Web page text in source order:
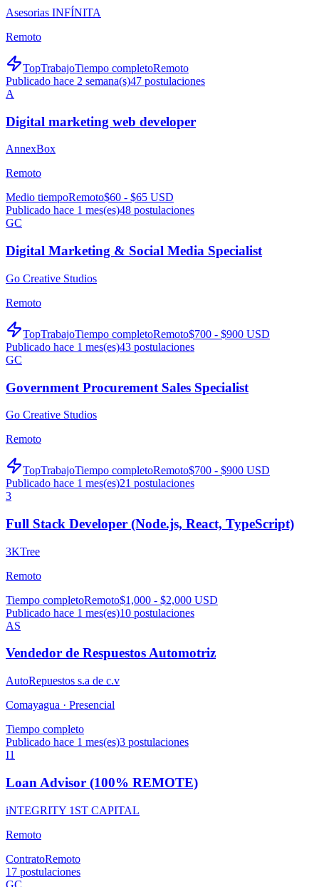
Asesorias INFÍNITA
Remoto
TopTrabajoTiempo completoRemoto
Publicado hace 2 semana(s)47 postulaciones
A
Digital marketing web developer
AnnexBox
Remoto
Medio tiempoRemoto$60 - $65 USD
Publicado hace 1 mes(es)48 postulaciones
GC
Digital Marketing & Social Media Specialist
Go Creative Studios
Remoto
TopTrabajoTiempo completoRemoto$700 - $900 USD
Publicado hace 1 mes(es)43 postulaciones
GC
Government Procurement Sales Specialist
Go Creative Studios
Remoto
TopTrabajoTiempo completoRemoto$700 - $900 USD
Publicado hace 1 mes(es)21 postulaciones
3
Full Stack Developer (Node.js, React, TypeScript)
3KTree
Remoto
Tiempo completoRemoto$1,000 - $2,000 USD
Publicado hace 1 mes(es)10 postulaciones
AS
Vendedor de Respuestos Automotriz
AutoRepuestos s.a de c.v
Comayagua · Presencial
Tiempo completo
Publicado hace 1 mes(es)3 postulaciones
I1
Loan Advisor (100% REMOTE)
iNTEGRITY 1ST CAPITAL
Remoto
ContratoRemoto
17 postulaciones
GC